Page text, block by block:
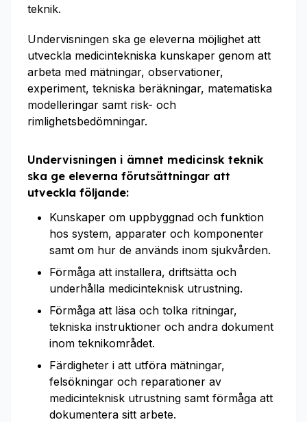
teknik.
Undervisningen ska ge eleverna möjlighet att
utveckla medicintekniska kunskaper genom att
arbeta med mätningar, observationer,
experiment, tekniska beräkningar, matematiska
modelleringar samt risk- och
rimlighetsbedömningar.
Undervisningen i ämnet medicinsk teknik
ska ge eleverna förutsättningar att
utveckla följande:
Kunskaper om uppbyggnad och funktion
hos system, apparater och komponenter
samt om hur de används inom sjukvården.
Förmåga att installera, driftsätta och
underhålla medicinteknisk utrustning.
Förmåga att läsa och tolka ritningar,
tekniska instruktioner och andra dokument
inom teknikområdet.
Färdigheter i att utföra mätningar,
felsökningar och reparationer av
medicinteknisk utrustning samt förmåga att
dokumentera sitt arbete.